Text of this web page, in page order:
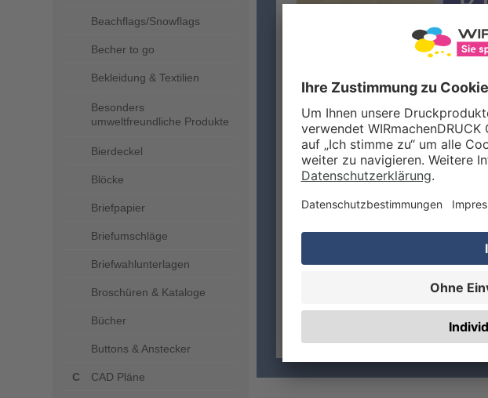
Beachflags/Snowflags
Becher to go
Bekleidung & Textilien
Besonders
umweltfreundliche Produkte
Bierdeckel
Blöcke
Briefpapier
Briefumschläge
Briefwahlunterlagen
Broschüren & Kataloge
Bücher
Buttons & Anstecker
CAD Pläne
INFORMATIONEN ZUR
Welche
Wer steht hinter der
Wo finde ich die